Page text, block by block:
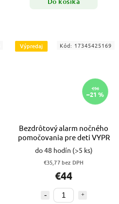
Výpredaj
€56
–21 %
Bezdrôtový alarm nočného
pomočovania pre deti VYPR
do 48 hodín (>5 ks)
€35,77 bez DPH
€44
Kód: 17345425169